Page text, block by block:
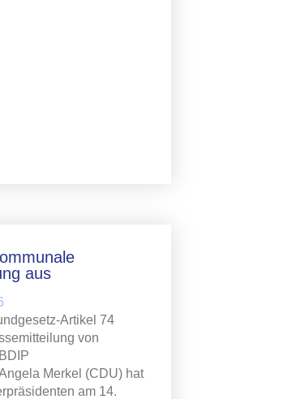
aus
Artikel 74
von
Merkel (CDU) hat
am 14.